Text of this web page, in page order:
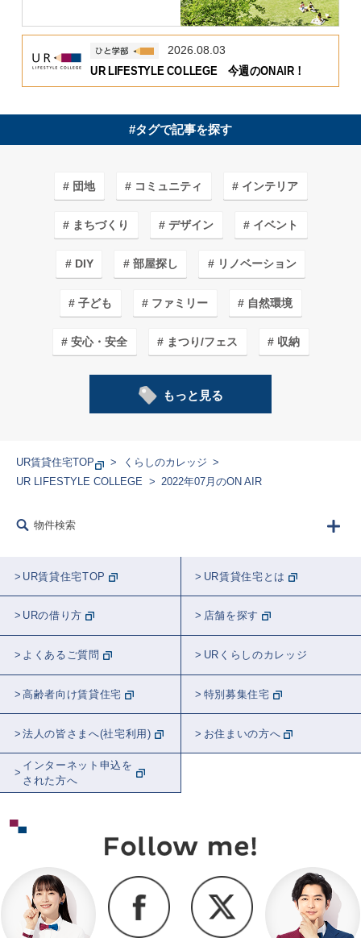
2026.08.03
UR LIFESTYLE COLLEGE 今週のONAIR！
#タグで記事を探す
団地 コミュニティ インテリア
まちづくり デザイン イベント
DIY 部屋探し リノベーション
子ども ファミリー 自然環境
安心・安全 まつり/フェス 収納
ガーデニング 家事
音楽 学校 睡眠
観葉植物 近居
スポット紹介 全国 埼玉
神奈川 関東 茨城
北海道 愛知 大阪
もっと見る
UR賃貸住宅TOP
くらしのカレッジ
UR LIFESTYLE COLLEGE
2022年07月のON AIR
物件検索
UR賃貸住宅TOP UR賃貸住宅とは
URの借り方 店舗を探す
よくあるご質問 URくらしのカレッジ
高齢者向け賃貸住宅 特別募集住宅
法人の皆さまへ(社宅利用) お住まいの方へ
インターネット申込を
された方へ